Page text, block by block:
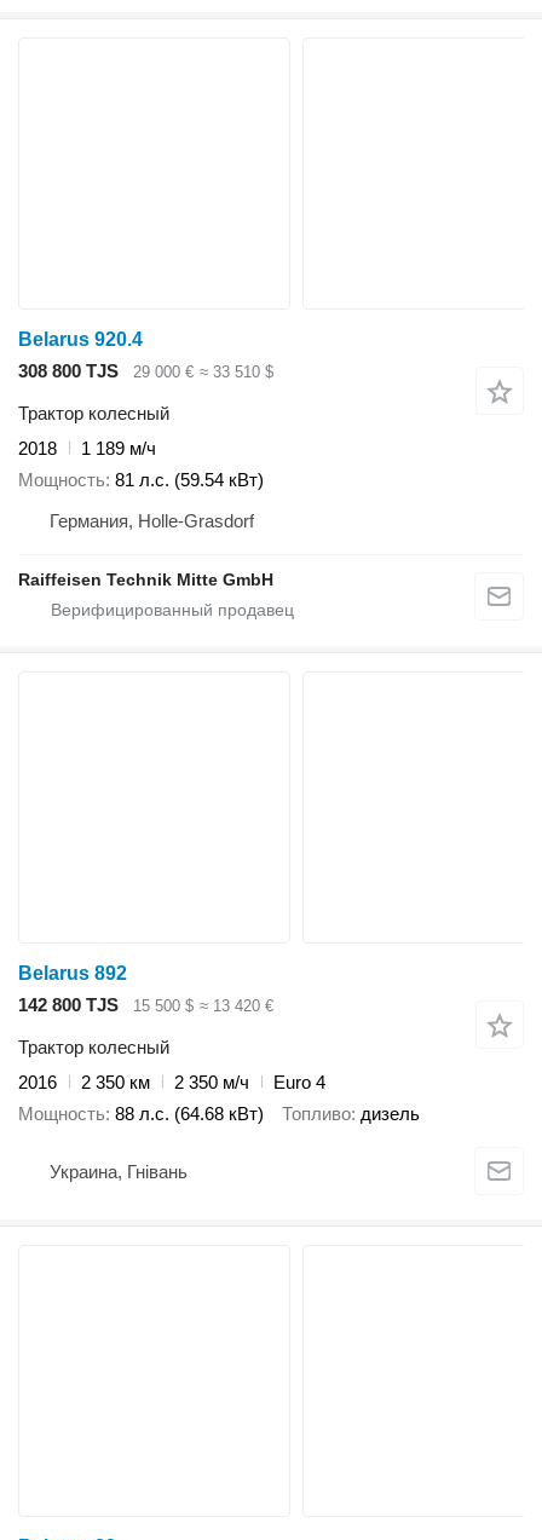
Belarus 920.4
308 800 TJS
29 000 € ≈ 33 510 $
Трактор колесный
2018
1 189 м/ч
Мощность 81 л.с. (59.54 кВт)
Германия, Holle-Grasdorf
Raiffeisen Technik Mitte GmbH
Belarus 892
142 800 TJS
15 500 $ ≈ 13 420 €
Трактор колесный
2016
2 350 км 2 350 м/ч
Euro 4
Мощность 88 л.с. (64.68 кВт) Топливо дизель
Украина, Гнівань